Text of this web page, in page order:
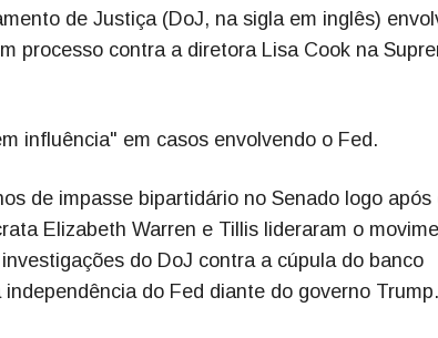
de Justiça (DoJ, na sigla em inglês)
processo contra a diretora Lisa Cook na
influência" em casos envolvendo o Fed.
de impasse bipartidário no Senado logo após
Elizabeth Warren e Tillis lideraram o
do DoJ contra a cúpula do banco
do Fed diante do governo Trump.